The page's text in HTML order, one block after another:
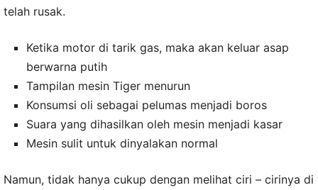
telah rusak.
Ketika motor di tarik gas, maka akan keluar asap
berwarna putih
Tampilan mesin Tiger menurun
Konsumsi oli sebagai pelumas menjadi boros
Suara yang dihasilkan oleh mesin menjadi kasar
Mesin sulit untuk dinyalakan normal
Namun, tidak hanya cukup dengan melihat ciri – cirinya di